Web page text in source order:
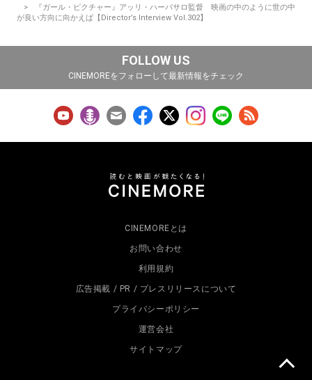
『ガール・ピクチャー』アッリ・ハーパサロ監督 映画の中のように世の中
が良い方向に向かえば【Director’s Interview Vol.302】
FOLLOW US
CINEMOREをフォローして最新情報をチェック
CINEMOREとは
お問い合わせ
利用規約
広告掲載 / PR / プレスリリースについて
プライバシーポリシー
運営会社
サイトマップ